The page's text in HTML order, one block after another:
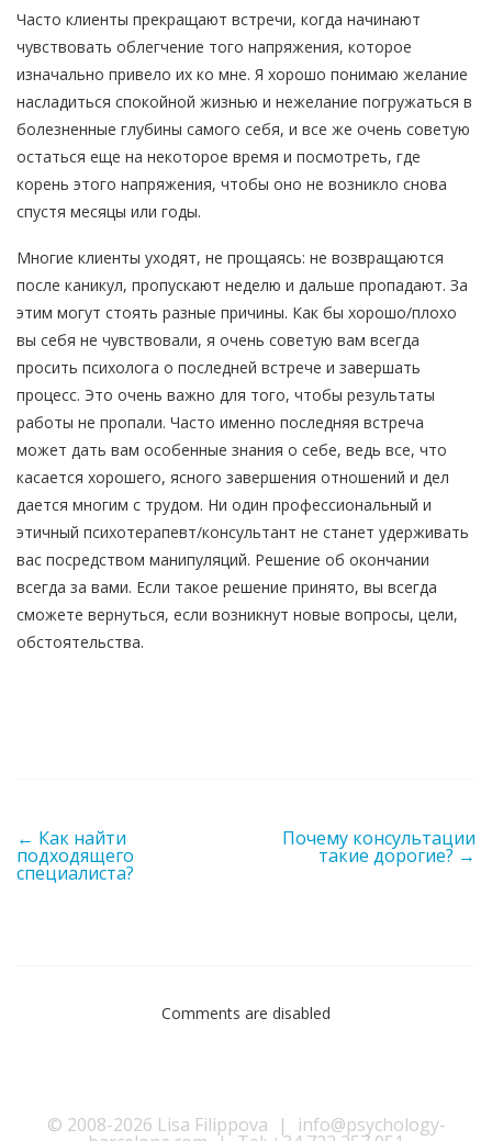
Часто клиенты прекращают встречи, когда начинают
чувствовать облегчение того напряжения, которое
изначально привело их ко мне. Я хорошо понимаю желание
насладиться спокойной жизнью и нежелание погружаться в
болезненные глубины самого себя, и все же очень советую
остаться еще на некоторое время и посмотреть, где
корень этого напряжения, чтобы оно не возникло снова
спустя месяцы или годы.
Многие клиенты уходят, не прощаясь: не возвращаются
после каникул, пропускают неделю и дальше пропадают. За
этим могут стоять разные причины. Как бы хорошо/плохо
вы себя не чувствовали, я очень советую вам всегда
просить психолога о последней встрече и завершать
процесс. Это очень важно для того, чтобы результаты
работы не пропали. Часто именно последняя встреча
может дать вам особенные знания о себе, ведь все, что
касается хорошего, ясного завершения отношений и дел
дается многим с трудом. Ни один профессиональный и
этичный психотерапевт/консультант не станет удерживать
вас посредством манипуляций. Решение об окончании
всегда за вами. Если такое решение принято, вы всегда
сможете вернуться, если возникнут новые вопросы, цели,
обстоятельства.
Post navigation
← Как найти
подходящего
специалиста?
Почему консультации
такие дорогие? →
Comments are disabled
© 2008-2026 Lisa Filippova | info@psychology-